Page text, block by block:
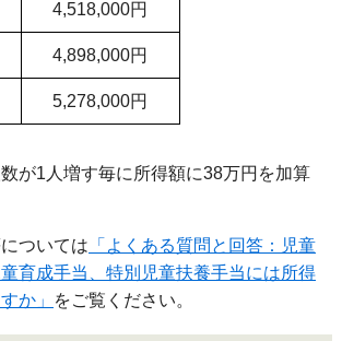
4,518,000円
4,898,000円
5,278,000円
が1人増す毎に所得額に38万円を加算
ついては 「よくある質問と回答：児童
育成手当、特別児童扶養手当には所得
か」
をご覧ください。